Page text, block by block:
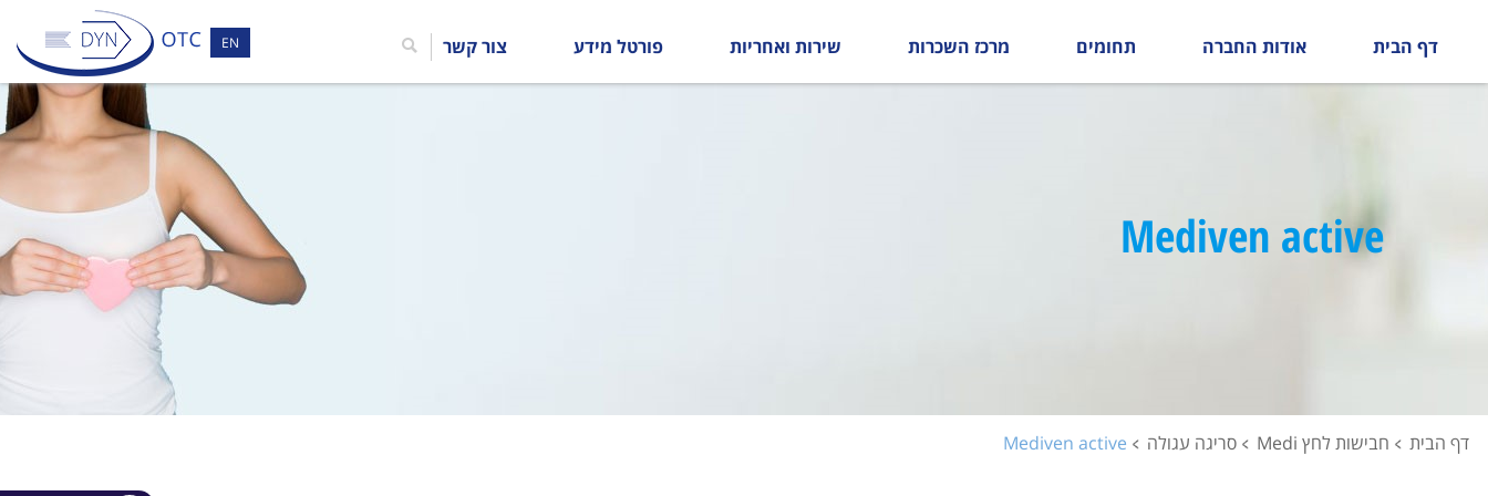
EN דף הבית אודות החברה תחומים מרכז השכרות שירות ואחריות פורטל מידע צור קשר
Mediven active
דף הבית חבישות לחץ Medi סריגה עגולה Mediven active